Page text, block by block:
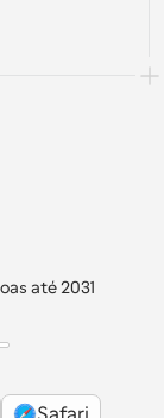
até 2031